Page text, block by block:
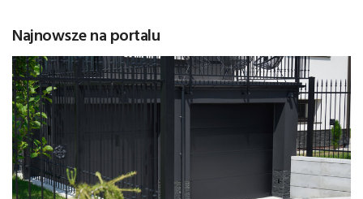
Najnowsze na portalu